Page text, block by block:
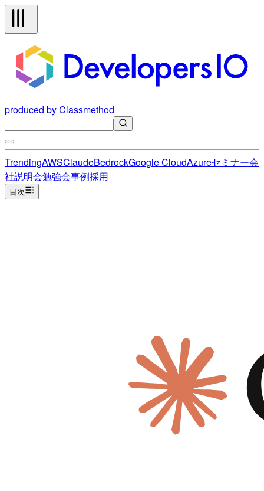
produced by Classmethod
TrendingAWSClaudeBedrockGoogle CloudAzureセミナー会
社説明会勉強会事例採用
目次